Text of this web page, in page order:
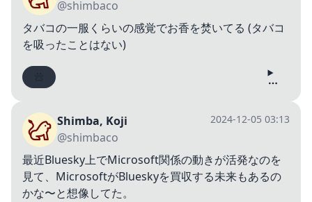
@shimbaco
タバコの一服くらいの感覚でお香を焚いてる (タバコ
を吸ったことはない)
Shimba, Koji
@shimbaco
2024-12-05 03:13
最近Bluesky上でMicrosoft関係の動きが活発なのを
見て、MicrosoftがBlueskyを買収する未来もあるの
かな〜と想像してた。